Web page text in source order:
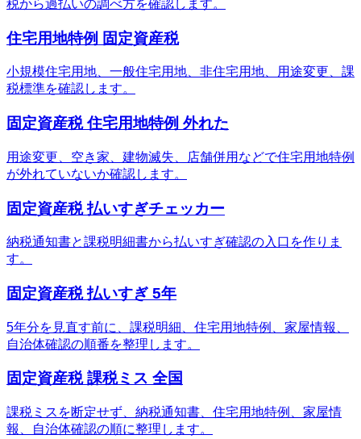
税から過払いの調べ方を確認します。
住宅用地特例 固定資産税
小規模住宅用地、一般住宅用地、非住宅用地、用途変更、課
税標準を確認します。
固定資産税 住宅用地特例 外れた
用途変更、空き家、建物滅失、店舗併用などで住宅用地特例
が外れていないか確認します。
固定資産税 払いすぎチェッカー
納税通知書と課税明細書から払いすぎ確認の入口を作りま
す。
固定資産税 払いすぎ 5年
5年分を見直す前に、課税明細、住宅用地特例、家屋情報、
自治体確認の順番を整理します。
固定資産税 課税ミス 全国
課税ミスを断定せず、納税通知書、住宅用地特例、家屋情
報、自治体確認の順に整理します。